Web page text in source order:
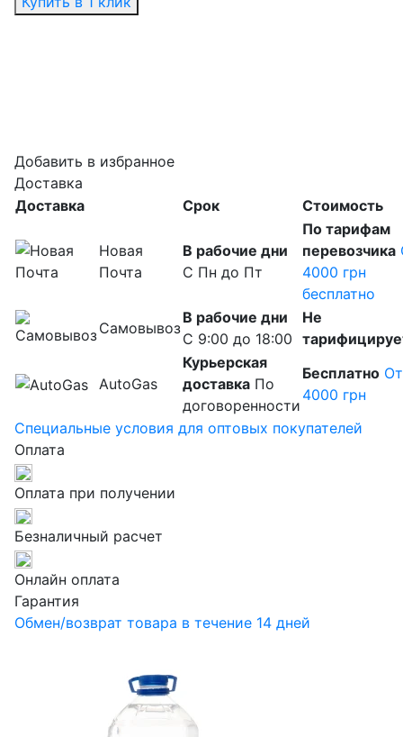
Добавить в избранное
Доставка
Доставка
Срок Cтоимость
Новая
Почта
В рабочие дни
С Пн до Пт
По тарифам
перевозчика
4000 грн
бесплатно
Самовывоз
В рабочие дни
С 9:00 до 18:00
Не
AutoGas
Курьерская
доставка По
договоренности
Бесплатно От
4000 грн
Специальные условия для оптовых покупателей
Оплата
Оплата при получении
Безналичный расчет
Онлайн оплата
Гарантия
Обмен/возврат товара в течение 14 дней